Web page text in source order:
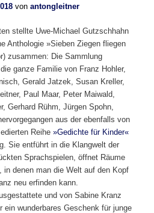
vonantongleitner
stellte Uwe-Michael Gutzschhahn
Anthologie »Sieben Ziegen fliegen
zusammen: Die Sammlung
ganze Familie von Franz Hohler,
Gerald Jatzek, Susan Kreller,
Paul Maar, Peter Maiwald,
Gerhard Rühm, Jürgen Spohn,
aus der ebenfalls von
Reihe»Gedichte für Kinder«
Sie entführt in die Klangwelt der
Sprachspielen, öffnet Räume
denen man die Welt auf den Kopf
neu erfinden kann.
und von Sabine Kranz
wunderbares Geschenk für junge